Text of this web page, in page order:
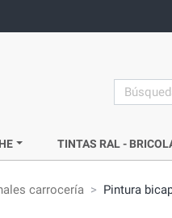
search
TINTAS RAL -
carrocería Pintura